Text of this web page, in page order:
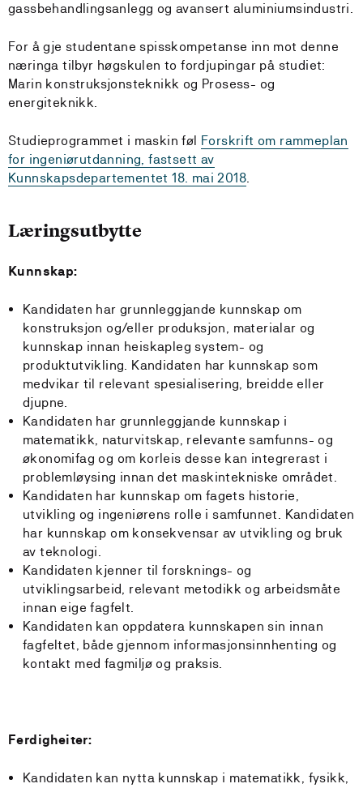
gassbehandlingsanlegg og avansert aluminiumsindustri.
For å gje studentane spisskompetanse inn mot denne
næringa tilbyr høgskulen to fordjupingar på studiet:
Marin konstruksjonsteknikk og Prosess- og
energiteknikk.
Studieprogrammet i maskin føl Forskrift om rammeplan
for ingeniørutdanning, fastsett av
Kunnskapsdepartementet 18. mai 2018.
Læringsutbytte
Kunnskap:
Kandidaten har grunnleggjande kunnskap om
konstruksjon og/eller produksjon, materialar og
kunnskap innan heiskapleg system- og
produktutvikling. Kandidaten har kunnskap som
medvikar til relevant spesialisering, breidde eller
djupne.
Kandidaten har grunnleggjande kunnskap i
matematikk, naturvitskap, relevante samfunns- og
økonomifag og om korleis desse kan integrerast i
problemløysing innan det maskintekniske området.
Kandidaten har kunnskap om fagets historie,
utvikling og ingeniørens rolle i samfunnet. Kandidaten
har kunnskap om konsekvensar av utvikling og bruk
av teknologi.
Kandidaten kjenner til forsknings- og
utviklingsarbeid, relevant metodikk og arbeidsmåte
innan eige fagfelt.
Kandidaten kan oppdatera kunnskapen sin innan
fagfeltet, både gjennom informasjonsinnhenting og
kontakt med fagmiljø og praksis.
Ferdigheiter:
Kandidaten kan nytta kunnskap i matematikk, fysikk,